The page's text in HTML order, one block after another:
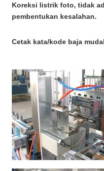
Koreksi listrik foto, tidak
pembentukan kesalahan.
Cetak kata/kode baja